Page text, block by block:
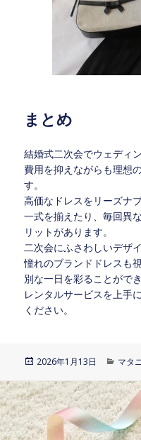
まとめ
結婚式二次会でウェディ
費用を抑えながらも理想
す。
高価なドレスをリーズナ
一式を揃えたり、毎回異
リットがあります。
二次会にふさわしいデザ
憧れのブランドドレスも
別な一日を彩ることがで
レンタルサービスを上手
ください。
投
日:
2026年1月13日
カ
ゴ
リ
ー
マタ